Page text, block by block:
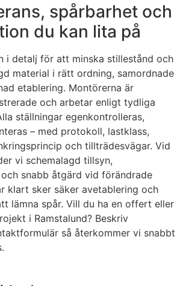
spårbarhet och
du kan lita på
i detalj för att minska stillestånd och
material i rätt ordning, samordnade
etablering. Montörerna är
och arbetar enligt tydliga
ställningar egenkontrolleras,
– med protokoll, lastklass,
och tillträdesvägar. Vid
vi schemalagd tillsyn,
snabb åtgärd vid förändrade
klart sker säker avetablering och
lämna spår. Vill du ha en offert eller
i Ramstalund? Beskriv
så återkommer vi snabbt